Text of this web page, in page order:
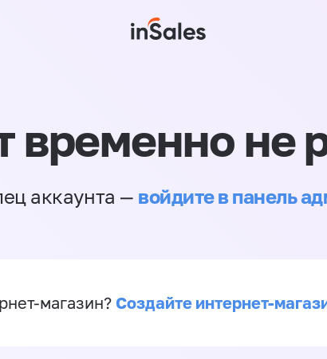
временно не
аккаунта — войдите в панель
магазин? Создайте интернет-